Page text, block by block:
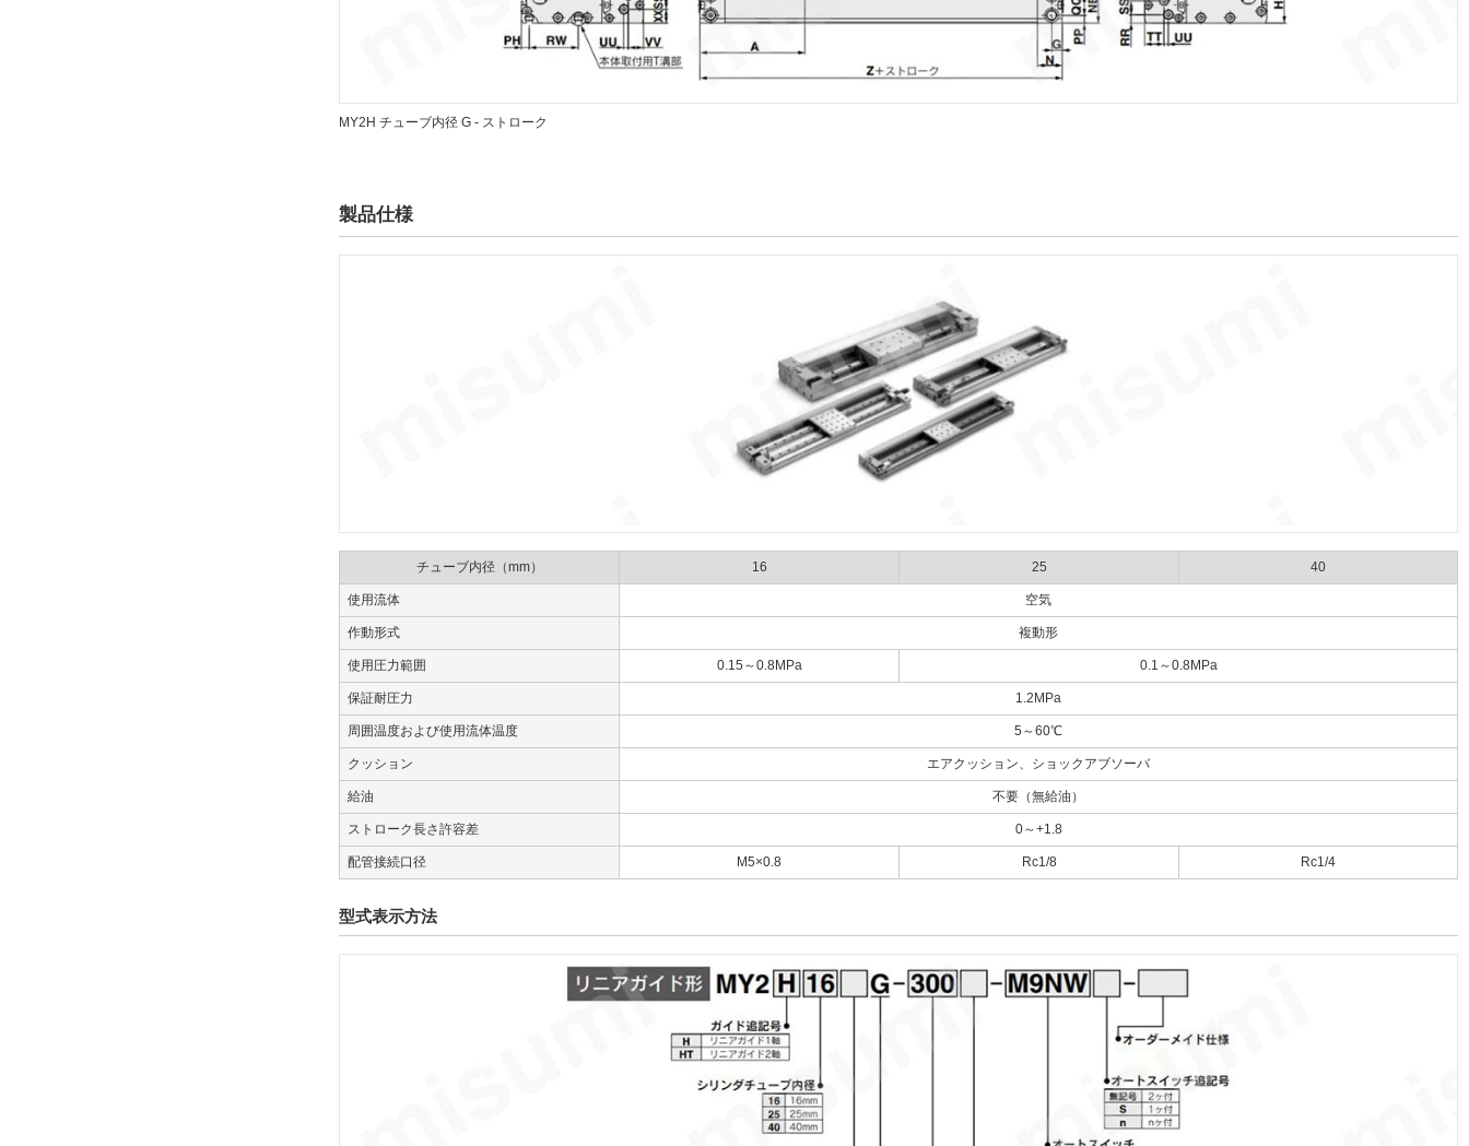
MY2H チューブ内径 G - ストローク
製品仕様
チューブ内径（mm） 16 25 40
使用流体 空気
作動形式 複動形
使用圧力範囲 0.15～0.8MPa 0.1～0.8MPa
保証耐圧力 1.2MPa
周囲温度および使用流体温度 5～60℃
クッション エアクッション、ショックアブソーバ
給油 不要（無給油）
ストローク長さ許容差 0～+1.8
配管接続口径 M5×0.8 Rc1/8 Rc1/4
型式表示方法